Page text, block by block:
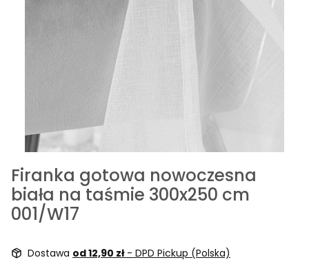
Firanka gotowa nowoczesna
biała na taśmie 300x250 cm
001/W17
Dostawa od 12,90 zł - DPD Pickup (Polska)